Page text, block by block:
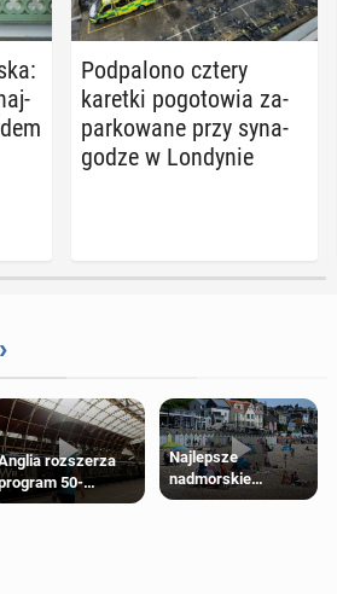
Pod­pa­lo­no cztery
karetki po­go­to­wia za­
par­ko­wa­ne przy sy­na­
go­dze w Lon­dy­nie
›
rozszerza
50-
Najlepsze
nadmorskie
miasteczko blisko